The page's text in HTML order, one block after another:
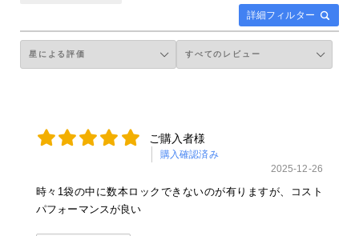
詳細フィルター
ご購入者様
購入確認済み
2025-12-26
時々1袋の中に数本ロックできないのが有りますが、コスト
パフォーマンスが良い